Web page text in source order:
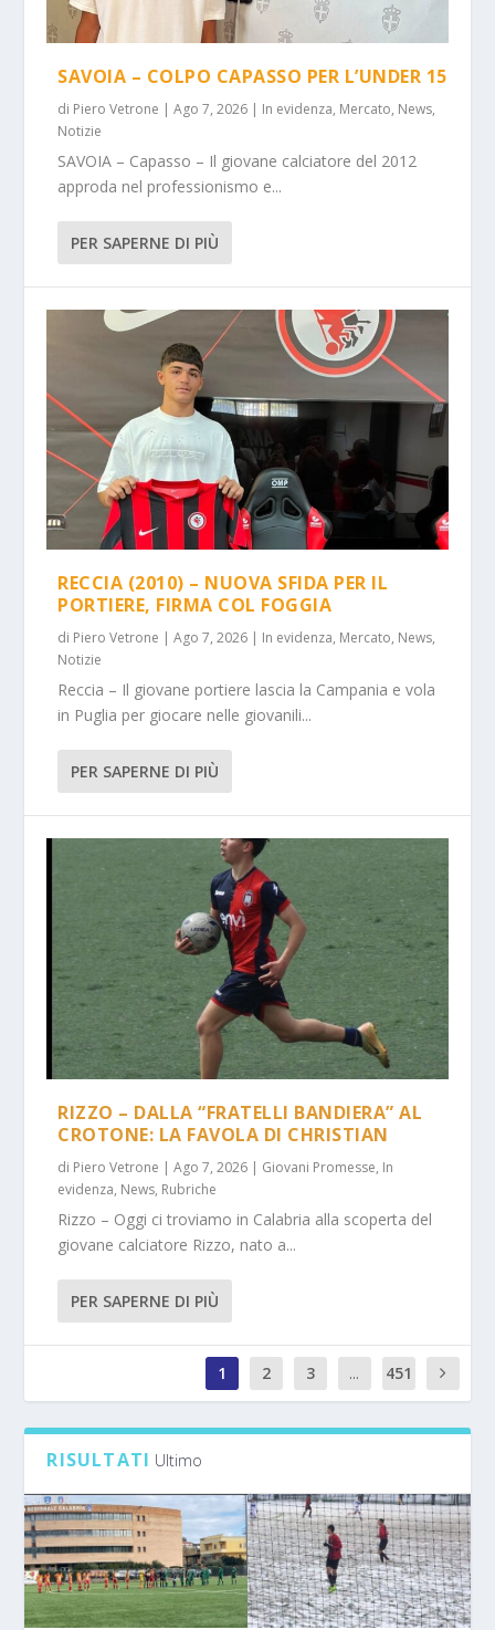
SAVOIA – COLPO CAPASSO PER L’UNDER 15
di Piero Vetrone |Ago 7, 2026 | In evidenza, Mercato, News,
Notizie
SAVOIA – Capasso – Il giovane calciatore del 2012
approda nel professionismo e...
PER SAPERNE DI PIÙ
RECCIA (2010) – NUOVA SFIDA PER IL
PORTIERE, FIRMA COL FOGGIA
di Piero Vetrone |Ago 7, 2026 | In evidenza, Mercato, News,
Notizie
Reccia – Il giovane portiere lascia la Campania e vola
in Puglia per giocare nelle giovanili...
PER SAPERNE DI PIÙ
RIZZO – DALLA “FRATELLI BANDIERA” AL
CROTONE: LA FAVOLA DI CHRISTIAN
di Piero Vetrone |Ago 7, 2026 | Giovani Promesse, In
evidenza, News, Rubriche
Rizzo – Oggi ci troviamo in Calabria alla scoperta del
giovane calciatore Rizzo, nato a...
PER SAPERNE DI PIÙ
1 2 3 ...
451
1
RISULTATI Ultimo